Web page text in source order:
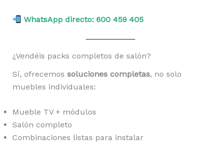
WhatsApp directo: 600 459 405
¿Vendéis packs completos de salón?
Sí, ofrecemos soluciones completas, no solo
muebles individuales:
Mueble TV + módulos
Salón completo
Combinaciones listas para instalar